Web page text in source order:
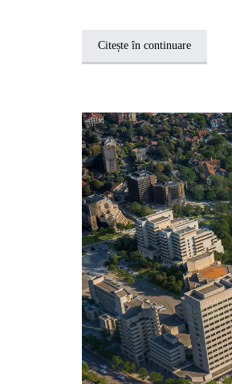
Citește în continuare